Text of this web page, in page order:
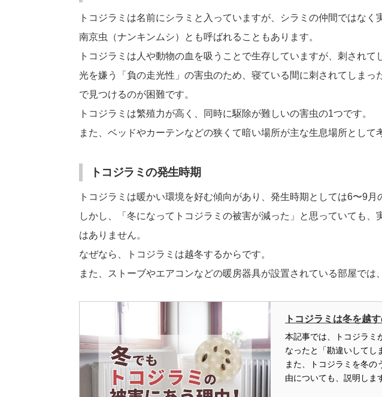
トコジラミは名前にシラミと入っていますが、シラミの仲間ではなく
南京虫（ナンキンムシ）とも呼ばれることもあります。
トコジラミは人や動物の血を吸うことで生存していますが、刺されて
光を嫌う「負の走光性」の害虫のため、寝ている間に刺されてしまっ
で見つけるのが困難です。
トコジラミは繁殖力が高く、同時に駆除が難しいの害虫の1つです。
また、ベッドやカーテンなどの狭くて暗い場所が主な生息場所として
トコジラミの発生時期
トコジラミは暖かい環境を好む傾向があり、発生時期としては6〜9月
しかし、「冬になってトコジラミの被害が減った」と思っていても
はありません。
なぜなら、トコジラミは越冬するからです。
また、ストーブやエアコンなどの暖房器具が設置されている部屋では
トコジラミは冬を越
本記事では、トコジラミ
なったと「勘違いしてし
また、トコジラミを冬の
由についても、説明しま